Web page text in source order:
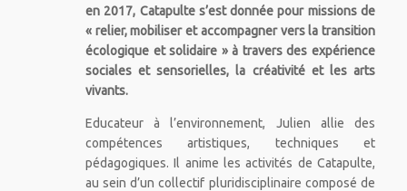
en 2017, Catapulte s’est donnée pour missions de
« relier, mobiliser et accompagner vers la transition
écologique et solidaire » à travers des expérience
sociales et sensorielles, la créativité et les arts
vivants.
Educateur à l’environnement, Julien allie des
compétences artistiques, techniques et
pédagogiques. Il anime les activités de Catapulte,
au sein d’un collectif pluridisciplinaire composé de